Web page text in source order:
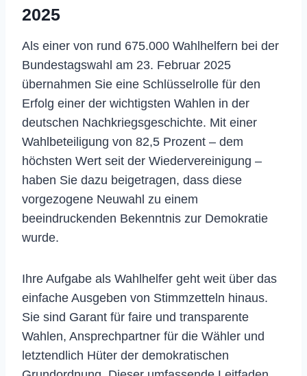
2025
Als einer von rund 675.000 Wahlhelfern bei der
Bundestagswahl am 23. Februar 2025
übernahmen Sie eine Schlüsselrolle für den
Erfolg einer der wichtigsten Wahlen in der
deutschen Nachkriegsgeschichte. Mit einer
Wahlbeteiligung von 82,5 Prozent – dem
höchsten Wert seit der Wiedervereinigung –
haben Sie dazu beigetragen, dass diese
vorgezogene Neuwahl zu einem
beeindruckenden Bekenntnis zur Demokratie
wurde.
Ihre Aufgabe als Wahlhelfer geht weit über das
einfache Ausgeben von Stimmzetteln hinaus.
Sie sind Garant für faire und transparente
Wahlen, Ansprechpartner für die Wähler und
letztendlich Hüter der demokratischen